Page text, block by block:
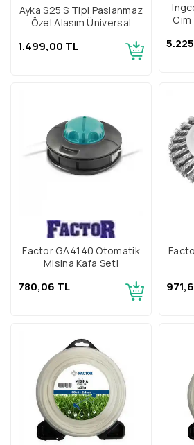
Ayka S25 S Tipi Paslanmaz
Özel Alaşım Üniversal
1.499,00 TL
Çim
Factor GA4140 Otomatik
Misina Kafa Seti
780,06 TL